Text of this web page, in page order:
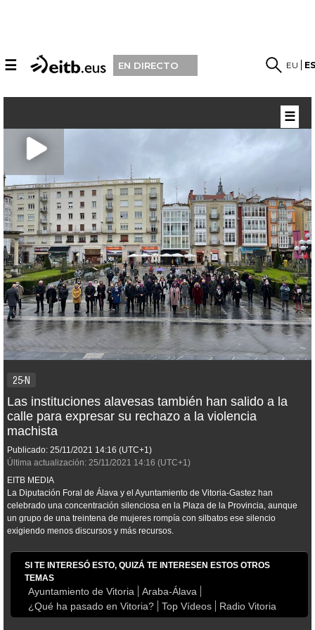
☰ EN DIRECTO EU
25-N
Las instituciones alavesas también han salido a la
calle para expresar su rechazo a la violencia
machista
Publicado: 25/11/2021 14:16 (UTC+1)
Última actualización: 25/11/2021 14:16 (UTC+1)
EITB MEDIA
La Diputación Foral de Álava y el Ayuntamiento de Vitoria-Gastez han
celebrado una concentración silenciosa en la Plaza de la Provincia, aunque
un grupo de una treintena de mujeres rompía con silbatos ese silencio
exigiendo menos discursos y más recursos.
SI TE INTERESÓ ESTO, QUIZÁ TE INTERESEN ESTOS OTROS
TEMAS
Ayuntamiento de Vitoria
Araba-Álava
¿Qué ha pasado en Vitoria?
Top Vídeos Radio Vitoria
☰